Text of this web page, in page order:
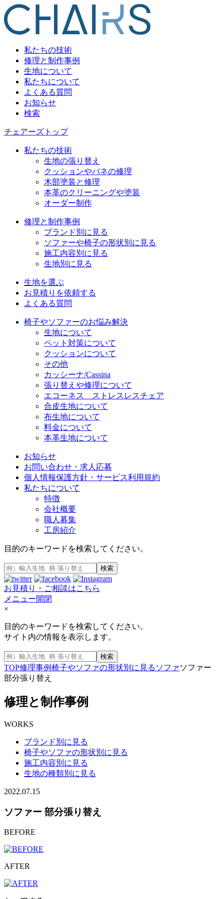
私たちの技術
修理と制作事例
生地について
私たちについて
よくある質問
お知らせ
検索
チェアーズトップ
私たちの技術
生地の張り替え
クッションやバネの修理
木部塗装と修理
本革のクリーニングや塗装
オーダー制作
修理と制作事例
ブランド別に見る
ソファーや椅子の形状別に見る
施工内容別に見る
生地別に見る
生地を選ぶ
お見積りを依頼する
よくある質問
椅子やソファーのお悩み解決
生地について
ペット対策について
クッションについて
その他
カッシーナ/Cassina
張り替えや修理について
エコーネス ストレスレスチェア
合皮生地について
布生地について
料金について
本革生地について
お知らせ
お問い合わせ・求人応募
個人情報保護方針・サービス利用規約
私たちについて
特徴
会社概要
職人募集
工房紹介
目的のキーワードを検索してください。
検索
お見積り・ご相談はこちら
メニュー開閉
×
目的のキーワードを検索してください。
サイト内の情報を表示します。
検索
TOP修理事例椅子やソファの形状別に見る ソファソファー
部分張り替え
修理と制作事例
WORKS
ブランド別に見る
椅子やソファの形状別に見る
施工内容別に見る
生地の種類別に見る
2022.07.15
ソファー 部分張り替え
BEFORE
AFTER